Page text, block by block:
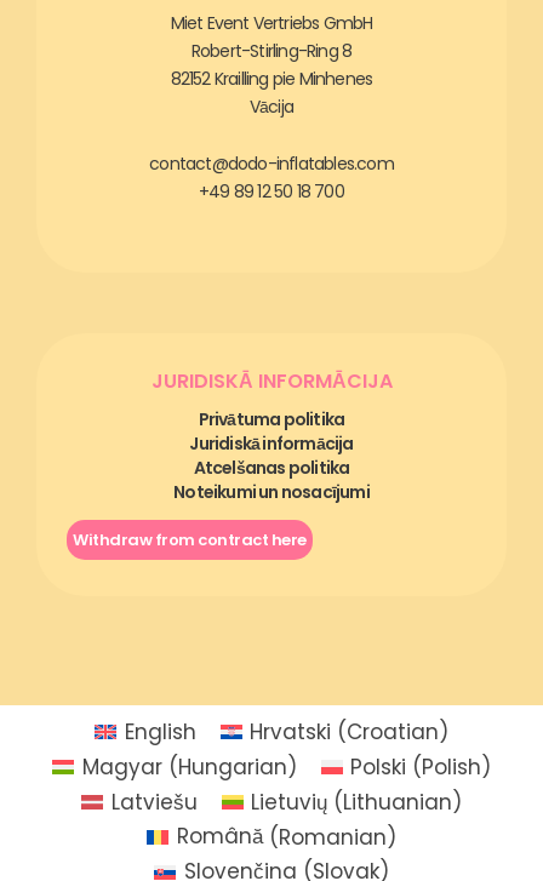
Miet Event Vertriebs GmbH
Robert-Stirling-Ring 8
82152 Krailling pie Minhenes
Vācija
contact@dodo-inflatables.com
+49 89 12 50 18 700
JURIDISKĀ INFORMĀCIJA
Privātuma politika
Juridiskā informācija
Atcelšanas politika
Noteikumi un nosacījumi
Withdraw from contract here
English Hrvatski (Croatian)
Magyar(Hungarian) Polski (Polish)
Latviešu
Lietuvių (Lithuanian)
Română(Romanian)
Slovenčina (Slovak)